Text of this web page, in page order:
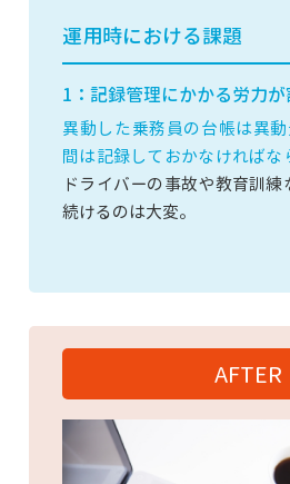
運用時における課題
1：記録管理にかかる労力
異動した乗務員の台帳は異
間は記録しておかなければな
ドライバーの事故や教育訓
続けるのは大変。
AFTER